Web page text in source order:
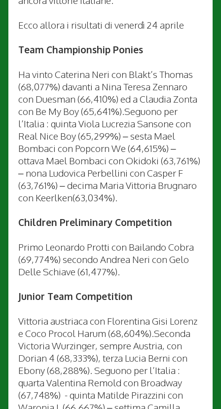
Ecco allora i risultati di venerdì 24 aprile
Team Championship Ponies
Ha vinto Caterina Neri con Blakt’s Thomas
(68,077%) davanti a Nina Teresa Zennaro
con Duesman (66,410%) ed a Claudia Zonta
con Be My Boy (65,641%).Seguono per
l’Italia : quinta Viola Lucrezia Sansone con
Real Nice Boy (65,299%) – sesta Mael
Bombaci con Popcorn We (64,615%) –
ottava Mael Bombaci con Okidoki (63,761%)
– nona Ludovica Perbellini con Casper F
(63,761%) – decima Maria Vittoria Brugnaro
con Keerlken(63,034%).
Children Preliminary Competition
Primo Leonardo Protti con Bailando Cobra
(69,774%) secondo Andrea Neri con Gelo
Delle Schiave (61,477%).
Junior Team Competition
Vittoria austriaca con Florentina Gisi Lorenz
e Coco Procol Harum (68,604%).Seconda
Victoria Wurzinger, sempre Austria, con
Dorian 4 (68,333%), terza Lucia Berni con
Ebony (68,288%). Seguono per l’Italia :
quarta Valentina Remold con Broadway
(67,748%) - quinta Matilde Pirazzini con